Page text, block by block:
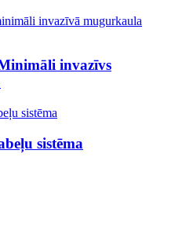
invazīvs
sistēma